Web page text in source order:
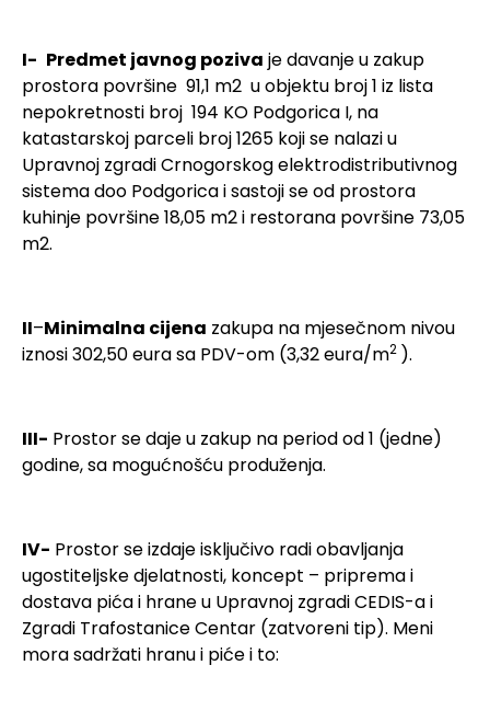
I- Predmet javnog poziva je davanje u zakup
prostora površine 91,1 m2 u objektu broj 1 iz lista
nepokretnosti broj 194 KO Podgorica I, na
katastarskoj parceli broj 1265 koji se nalazi u
Upravnoj zgradi Crnogorskog elektrodistributivnog
sistema doo Podgorica i sastoji se od prostora
kuhinje površine 18,05 m2 i restorana površine 73,05
m2.
II–Minimalna cijena zakupa na mjesečnom nivou
iznosi 302,50 eura sa PDV-om (3,32 eura/m2 ).
III- Prostor se daje u zakup na period od 1 (jedne)
godine, sa mogućnošću produženja.
IV- Prostor se izdaje isključivo radi obavljanja
ugostiteljske djelatnosti, koncept – priprema i
dostava pića i hrane u Upravnoj zgradi CEDIS-a i
Zgradi Trafostanice Centar (zatvoreni tip). Meni
mora sadržati hranu i piće i to: